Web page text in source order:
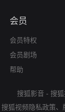
会员
会员特权
会员剧场
帮助
搜狐影音 - 搜
搜狐视频隐私政策、